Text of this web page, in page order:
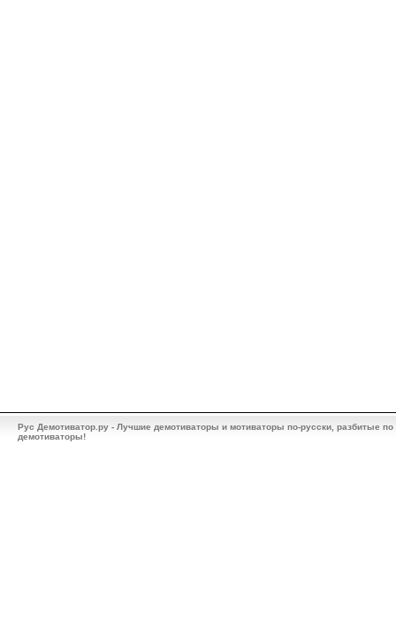
Рус Демотиватор.ру - Лучшие демотиваторы и мотиваторы по-русски, разбитые
демотиваторы!